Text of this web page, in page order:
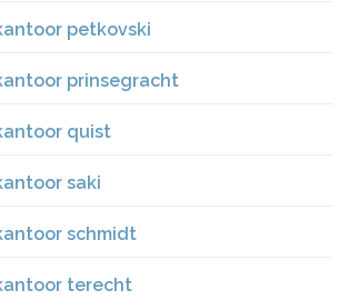
petkovski
prinsegracht
quist
saki
schmidt
terecht